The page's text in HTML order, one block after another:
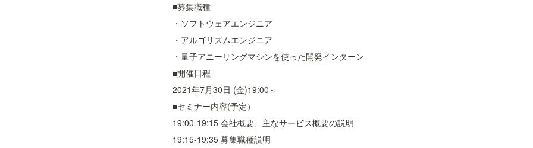
■募集職種
・ソフトウェアエンジニア
・アルゴリズムエンジニア
・量子アニーリングマシンを使った開発インターン
■開催日程
2021年7月30日 (金)19:00～
■セミナー内容(予定）
19:00-19:15 会社概要、主なサービス概要の説明
19:15-19:35 募集職種説明